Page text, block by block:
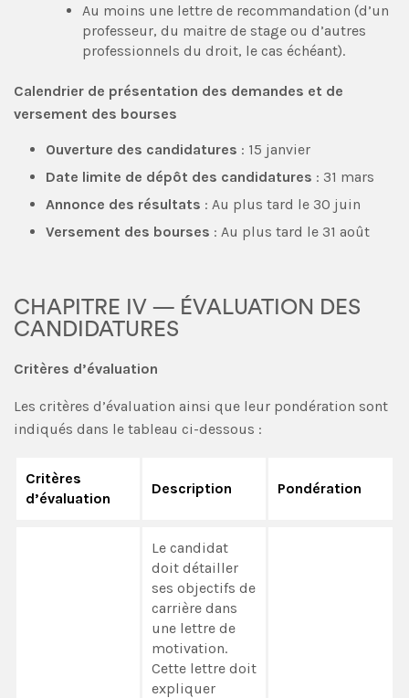
Au moins une lettre de recommandation (d’un
professeur, du maitre de stage ou d’autres
professionnels du droit, le cas échéant).
Calendrier de présentation des demandes et de
versement des bourses
Ouverture des candidatures : 15 janvier
Date limite de dépôt des candidatures : 31 mars
Annonce des résultats : Au plus tard le 30 juin
Versement des bourses : Au plus tard le 31 août
CHAPITRE IV — ÉVALUATION DES
CANDIDATURES
Critères d’évaluation
Les critères d’évaluation ainsi que leur pondération sont
indiqués dans le tableau ci-dessous :
Critères
d’évaluation
Description Pondération
Le candidat
doit détailler
ses objectifs de
carrière dans
une lettre de
motivation.
Cette lettre doit
expliquer